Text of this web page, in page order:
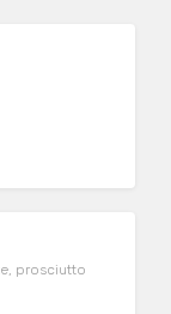
prosciutto